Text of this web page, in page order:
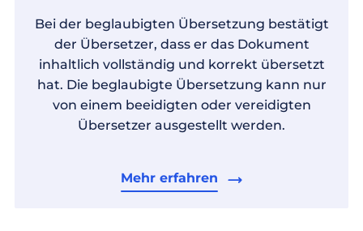
Bei der beglaubigten Übersetzung bestätigt
der Übersetzer, dass er das Dokument
inhaltlich vollständig und korrekt übersetzt
hat. Die beglaubigte Übersetzung kann nur
von einem beeidigten oder vereidigten
Übersetzer ausgestellt werden.
Mehr erfahren